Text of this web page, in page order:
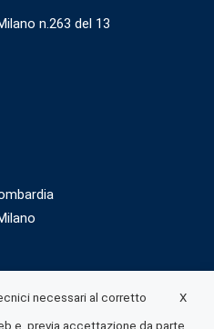
n.263 del 13
X
necessari al corretto
e, previa accettazione da parte